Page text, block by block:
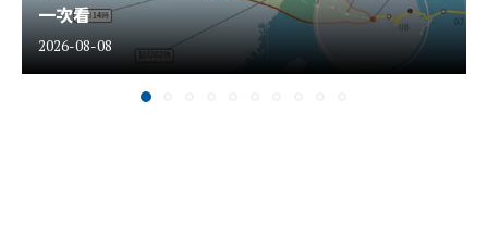
一次看
2026-08-08